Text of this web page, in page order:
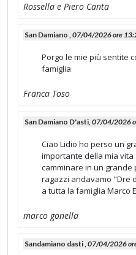
Rossella e Piero Canta
San Damiano ,07/04/2026 ore
Porgo le mie più sentite
famiglia
Franca Toso
San Damiano D'asti,07/04/2026
Ciao Lidio ho perso un
importante della mia vita
camminare in un grande
ragazzi andavamo "Dre
a tutta la famiglia Marco
marco gonella
Sandamiano dasti ,07/04/2026